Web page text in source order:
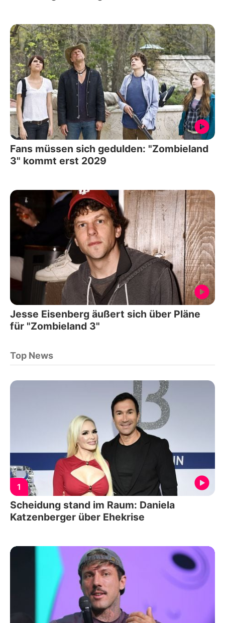
Fans müssen sich gedulden: "Zombieland
3" kommt erst 2029
Jesse Eisenberg äußert sich über Pläne
für "Zombieland 3"
Top News
1
Scheidung stand im Raum: Daniela
Katzenberger über Ehekrise